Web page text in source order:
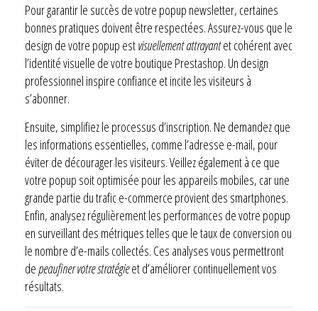
Pour garantir le succès de votre popup newsletter, certaines
bonnes pratiques doivent être respectées. Assurez-vous que le
design de votre popup estvisuellement attrayantet cohérent avec
l’identité visuelle de votre boutique Prestashop. Un design
professionnel inspire confiance et incite les visiteurs à
s’abonner.
Ensuite, simplifiez le processus d’inscription. Ne demandez que
les informations essentielles, comme l’adresse e-mail, pour
éviter de décourager les visiteurs. Veillez également à ce que
votre popup soit optimisée pour les appareils mobiles, car une
grande partie du trafic e-commerce provient des smartphones.
Enfin, analysez régulièrement les performances de votre popup
en surveillant des métriques telles que le taux de conversion ou
le nombre d’e-mails collectés. Ces analyses vous permettront
depeaufiner votre stratégieet d’améliorer continuellement vos
résultats.